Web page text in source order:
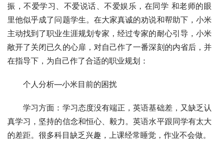
振，不爱学习、不爱说话、不爱娱乐，在同学 和老师的眼
里他似乎成了问题学生。在大家真诚的劝说和帮助下，小米
主动找到了职业生涯规划专家，经过专家的耐心引导，小米
敞开了关闭已久的心扉，对自己作了一番深刻的内省后，并
在指导下，为自己作了合适的职业规划：
个人分析—小米目前的困扰
学习方面：学习态度没有端正，英语基础差，又缺乏认
真学习，坚持的信念和恒心、毅力。英语水平跟同学有太大
的差距。很多科目缺乏兴趣，上课经常睡觉，作业不会做。